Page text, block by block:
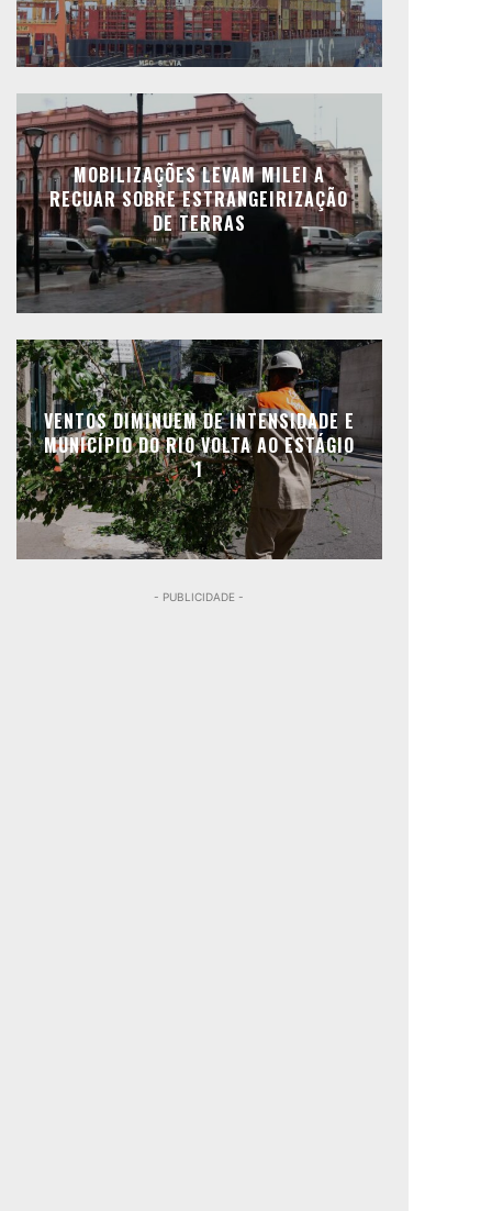
MOBILIZAÇÕES LEVAM MILEI A
RECUAR SOBRE ESTRANGEIRIZAÇÃO
DE TERRAS
VENTOS DIMINUEM DE INTENSIDADE E
MUNICÍPIO DO RIO VOLTA AO ESTÁGIO
1
- PUBLICIDADE -